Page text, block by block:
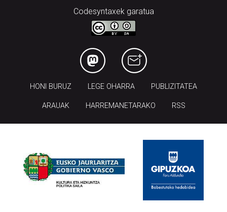
Codesyntaxek garatua
HONI BURUZ LEGE OHARRA PUBLIZITATEA
ARAUAK HARREMANETARAKO RSS